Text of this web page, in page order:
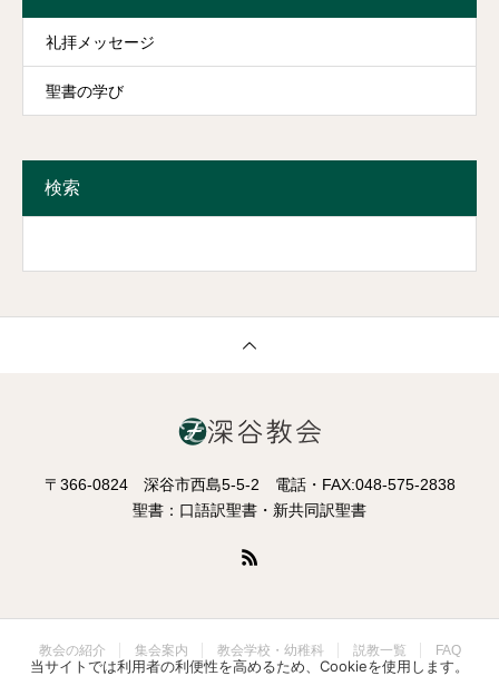
礼拝メッセージ
聖書の学び
検索
〒366-0824 深谷市西島5-5-2 電話・FAX:048-575-2838
聖書：口語訳聖書・新共同訳聖書
教会の紹介 集会案内 教会学校・幼稚科 説教一覧 FAQ
当サイトでは利用者の利便性を高めるため、Cookieを使用します。